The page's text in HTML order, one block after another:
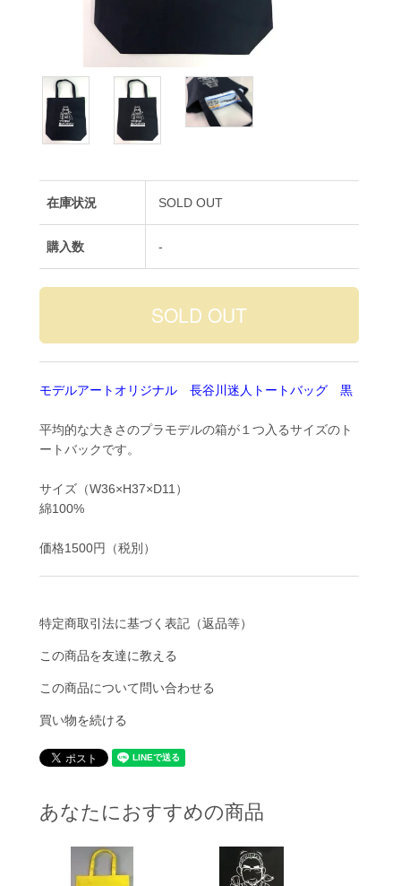
在庫状況 SOLD OUT
購入数 -
モデルアートオリジナル 長谷川迷人トートバッグ 黒
平均的な大きさのプラモデルの箱が１つ入るサイズのト
ートバックです。
サイズ（W36×H37×D11）
綿100%
価格1500円（税別）
特定商取引法に基づく表記（返品等）
この商品を友達に教える
この商品について問い合わせる
買い物を続ける
あなたにおすすめの商品